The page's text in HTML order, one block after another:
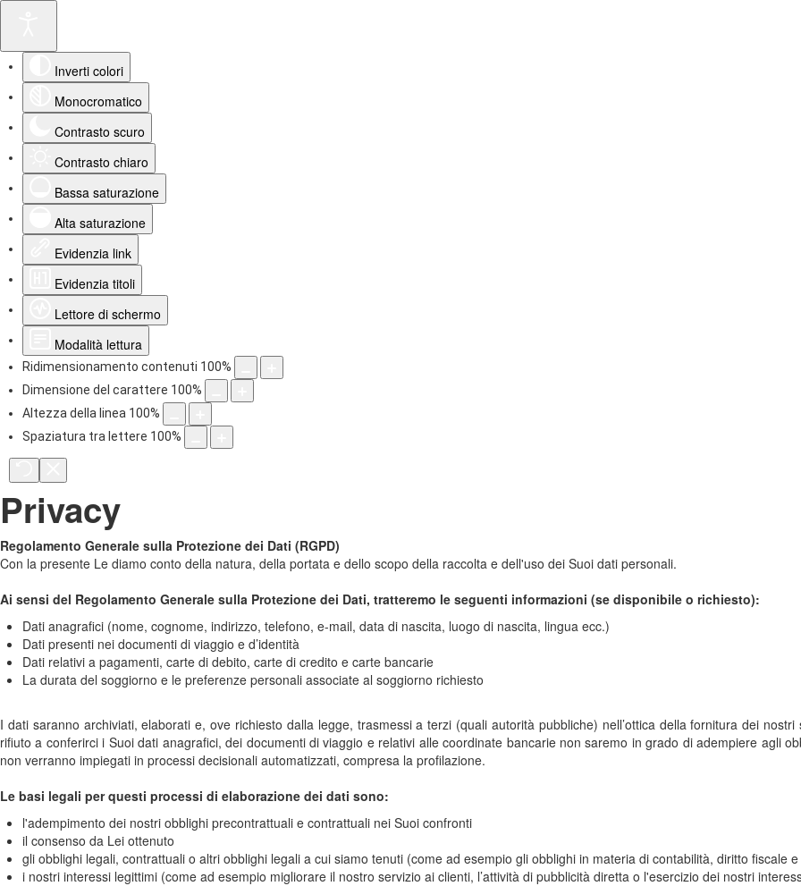
Inverti colori
Monocromatico
Contrasto scuro
Contrasto chiaro
Bassa saturazione
Alta saturazione
Evidenzia link
Evidenzia titoli
Lettore di schermo
Modalità lettura
Ridimensionamento contenuti 100%
Dimensione del carattere 100%
Altezza della linea 100%
Spaziatura tra lettere 100%
Privacy
Regolamento Generale sulla Protezione dei Dati (RGPD)
Con la presente Le diamo conto della natura, della portata e dello scopo della raccolta e dell'uso dei Suoi dati personali.
Ai sensi del Regolamento Generale sulla Protezione dei Dati, tratteremo le seguenti informazioni (se disponibile o richiesto):
Dati anagrafici (nome, cognome, indirizzo, telefono, e-mail, data di nascita, luogo di nascita, lingua ecc.)
Dati presenti nei documenti di viaggio e d’identità
Dati relativi a pagamenti, carte di debito, carte di credito e carte bancarie
La durata del soggiorno e le preferenze personali associate al soggiorno richiesto
I dati saranno archiviati, elaborati e, ove richiesto dalla legge, trasmessi a terzi (quali autorità pubbliche) nell’ottica della fornitura dei
rifiuto a conferirci i Suoi dati anagrafici, dei documenti di viaggio e relativi alle coordinate bancarie non saremo in grado di adempiere agli
non verranno impiegati in processi decisionali automatizzati, compresa la profilazione.
Le basi legali per questi processi di elaborazione dei dati sono:
l'adempimento dei nostri obblighi precontrattuali e contrattuali nei Suoi confronti
il consenso da Lei ottenuto
gli obblighi legali, contrattuali o altri obblighi legali a cui siamo tenuti (come ad esempio gli obblighi in materia di contabilità, diritto fiscale
i nostri interessi legittimi (come ad esempio migliorare il nostro servizio ai clienti, l’attività di pubblicità diretta o l'esercizio dei nostri